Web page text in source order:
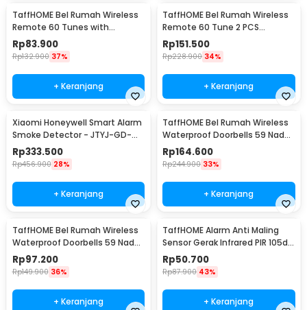
TaffHOME Bel Rumah Wireless
Remote 60 Tunes with
Receiver Doorbell - A10
Rp83.900
Rp132.900 37%
+ Keranjang
TaffHOME Bel Rumah Wireless
Remote 60 Tune 2 PCS
Receiver Doorbell - A10-2
Rp151.500
Rp228.900 34%
+ Keranjang
Xiaomi Honeywell Smart Alarm
Smoke Detector - JTYJ-GD-
03MI/BB
Rp333.500
Rp456.900 28%
+ Keranjang
TaffHOME Bel Rumah Wireless
Waterproof Doorbells 59 Nada
2 PCS Receiver - A101/A101-2
Rp164.600
Rp244.900 33%
+ Keranjang
TaffHOME Bel Rumah Wireless
Waterproof Doorbells 59 Nada 1
PCS Receiver - A101/A101-2
Rp97.200
Rp149.900 36%
+ Keranjang
TaffHOME Alarm Anti Maling
Sensor Gerak Infrared PIR 105dB
2 Remot - YL105
Rp50.700
Rp87.900 43%
+ Keranjang